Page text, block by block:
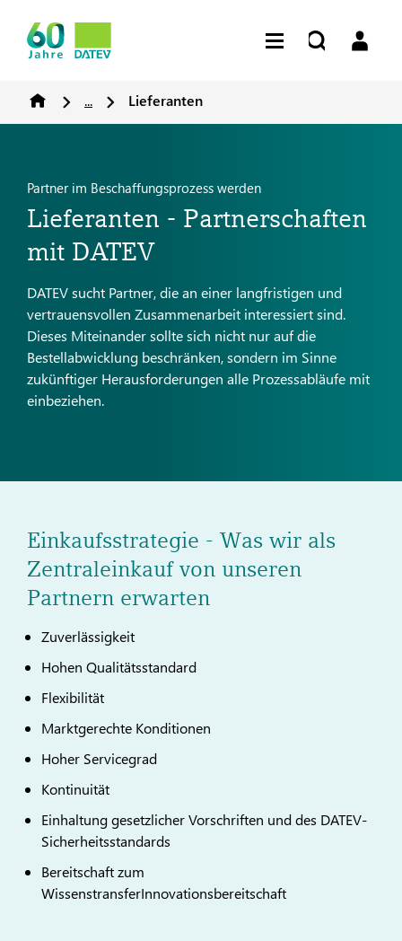
... Lieferanten
Partner im Beschaffungsprozess werden
Lieferanten - Partnerschaften
mit DATEV
DATEV sucht Partner, die an einer langfristigen und
vertrauensvollen Zusammenarbeit interessiert sind.
Dieses Miteinander sollte sich nicht nur auf die
Bestellabwicklung beschränken, sondern im Sinne
zukünftiger Herausforderungen alle Prozessabläufe mit
einbeziehen.
Einkaufsstrategie - Was wir als
Zentraleinkauf von unseren
Partnern erwarten
Zuverlässigkeit
Hohen Qualitätsstandard
Flexibilität
Marktgerechte Konditionen
Hoher Servicegrad
Kontinuität
Einhaltung gesetzlicher Vorschriften und des DATEV-
Sicherheitsstandards
Bereitschaft zum
WissenstransferInnovationsbereitschaft